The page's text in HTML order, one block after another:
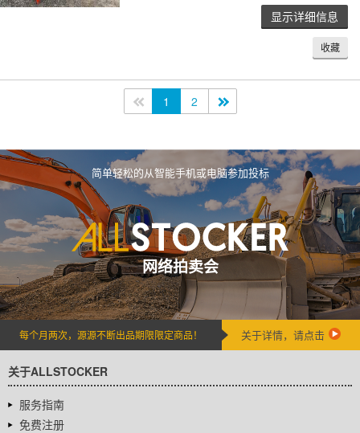
显示详细信息
收藏
<<1 2
简单轻松的从智能手机或电脑参加投标
网络拍卖会
每个月两次，源源不断出品期限限定商品！ 关于详情，请点击
关于ALLSTOCKER
服务指南
免费注册